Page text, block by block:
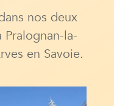
nos deux
la-
en Savoie.